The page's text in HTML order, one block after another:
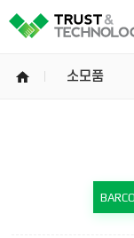
home소모품